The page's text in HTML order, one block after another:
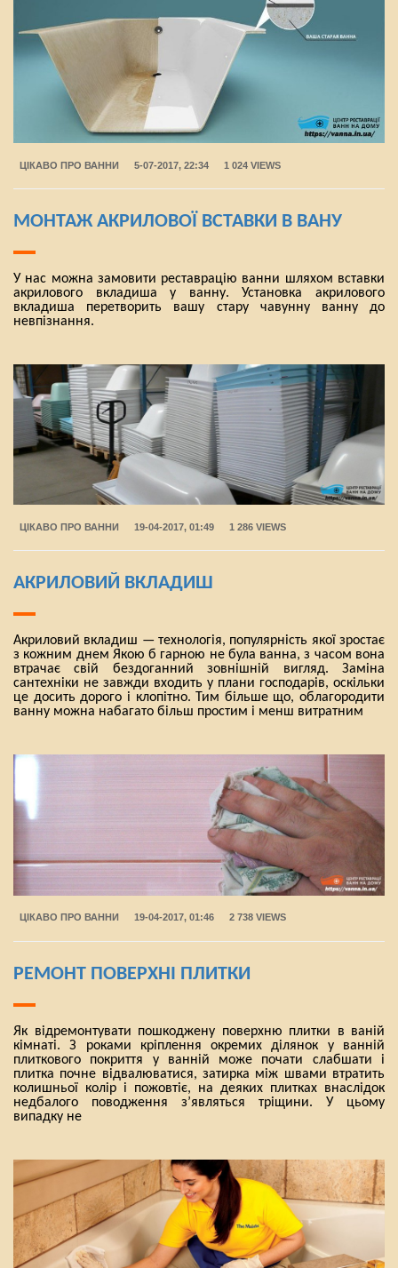
ЦІКАВО ПРО ВАННИ 5-07-2017, 22:34 1 024 VIEWS
МОНТАЖ АКРИЛОВОЇ ВСТАВКИ В ВАНУ
У нас можна замовити реставрацію ванни шляхом вставки
акрилового вкладиша у ванну. Установка акрилового
вкладиша перетворить вашу стару чавунну ванну до
невпізнання.
ЦІКАВО ПРО ВАННИ 19-04-2017, 01:49 1 286 VIEWS
АКРИЛОВИЙ ВКЛАДИШ
Акриловий вкладиш — технологія, популярність якої зростає
з кожним днем Якою б гарною не була ванна, з часом вона
втрачає свій бездоганний зовнішній вигляд. Заміна
сантехніки не завжди входить у плани господарів, оскільки
це досить дорого і клопітно. Тим більше що, облагородити
ванну можна набагато більш простим і менш витратним
ЦІКАВО ПРО ВАННИ 19-04-2017, 01:46 2 738 VIEWS
РЕМОНТ ПОВЕРХНІ ПЛИТКИ
Як відремонтувати пошкоджену поверхню плитки в ваній
кімнаті. З роками кріплення окремих ділянок у ванній
плиткового покриття у ванній може почати слабшати і
плитка почне відвалюватися, затирка між швами втратить
колишньої колір і пожовтіє, на деяких плитках внаслідок
недбалого поводження з’являться тріщини. У цьому
випадку не